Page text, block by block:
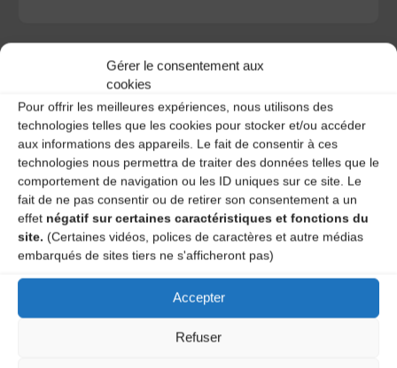
Gérer le consentement aux
cookies
Pour offrir les meilleures expériences, nous utilisons des
technologies telles que les cookies pour stocker et/ou accéder
aux informations des appareils. Le fait de consentir à ces
technologies nous permettra de traiter des données telles que le
comportement de navigation ou les ID uniques sur ce site. Le
fait de ne pas consentir ou de retirer son consentement a un
effet négatif sur certaines caractéristiques et fonctions du
site. (Certaines vidéos, polices de caractères et autre médias
embarqués de sites tiers ne s'afficheront pas)
Accepter
Refuser
A DECOUVRIR :
Le distributeur des musiques Trad'